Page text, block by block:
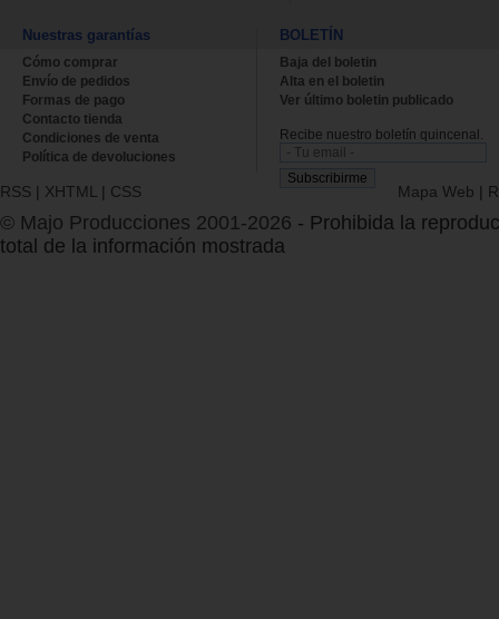
Nuestras garantías
Cómo comprar
Envío de pedidos
Formas de pago
Contacto tienda
Condiciones de venta
Política de devoluciones
BOLETÍN
Baja del boletin
Alta en el boletin
Ver último boletin publicado
Recibe nuestro boletín quincenal.
RSS | XHTML | CSS Mapa Web |
© Majo Producciones 2001-2026 - Prohibida la
total de la información mostrada